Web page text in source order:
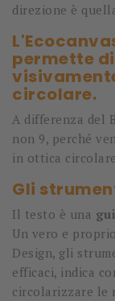
direzione è
permette
circolare.
A differenza del
non 9, perché
in ottica circolare
Gli
Il testo è una
Un vero e
Design, gli
efficaci, indica
circolarizzare le